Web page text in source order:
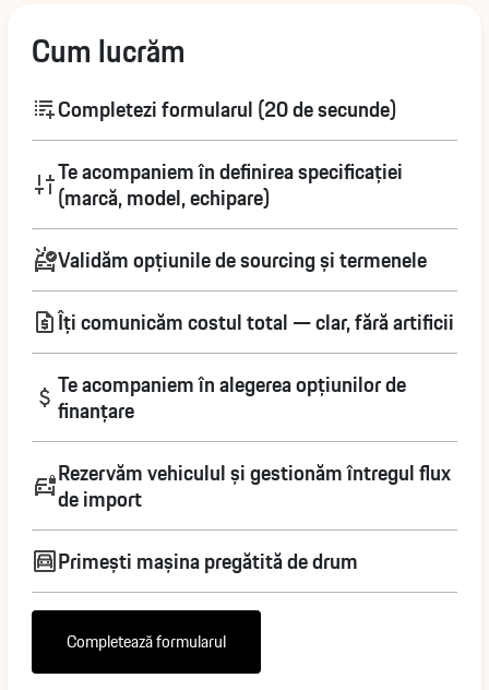
Cum lucrăm
Completezi formularul (20 de secunde)
Te acompaniem în definirea specificației
(marcă, model, echipare)
Validăm opțiunile de sourcing și termenele
Îți comunicăm costul total — clar, fără artificii
Te acompaniem în alegerea opțiunilor de
finanțare
Rezervăm vehiculul și gestionăm întregul flux
de import
Primești mașina pregătită de drum
Completează formularul